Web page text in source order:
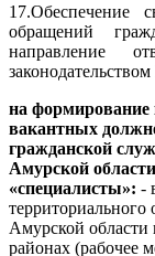
17.Обеспечение
обращений
направление
на формирование
вакантных
гражданской
Амурской
«специалисты»: -
территориального
Амурской области
районах (рабочее